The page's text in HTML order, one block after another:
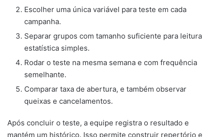
Escolher uma única variável para teste em cada
campanha.
Separar grupos com tamanho suficiente para leitura
estatística simples.
Rodar o teste na mesma semana e com frequência
semelhante.
Comparar taxa de abertura, e também observar
queixas e cancelamentos.
Após concluir o teste, a equipe registra o resultado e
mantém um histórico. Isso permite construir repertório e